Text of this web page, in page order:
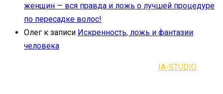
женщин — вся правда и ложь о лучшей процедуре
по пересадке волос!
Олег к записи Искренность, ложь и фантазии
человека
IA-STUDIO